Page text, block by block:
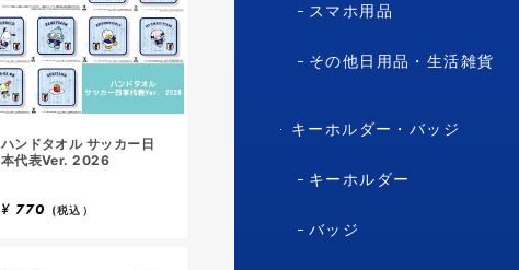
ハンドタオル サッカー日
本代表Ver. 2026
¥ 770 (税込）
スマホ用品
その他日用品・生活雑貨
キーホルダー・バッジ
キーホルダー
バッジ